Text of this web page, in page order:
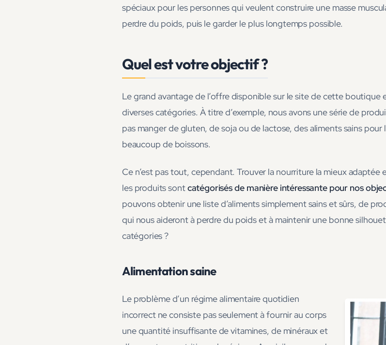
spéciaux pour les personnes qui veulent construire une masse
perdre du poids, puis le garder le plus longtemps possible.
Quel est votre objectif ?
Le grand avantage de l’offre disponible sur le site de cette boutique
diverses catégories. À titre d’exemple, nous avons une série de
pas manger de gluten, de soja ou de lactose, des aliments sains
beaucoup de boissons.
Ce n’est pas tout, cependant. Trouver la nourriture la mieux adaptée
les produits sontcatégorisés de manière intéressante pour nos
pouvons obtenir une liste d’aliments simplement sains et sûrs, de
qui nous aideront à perdre du poids et à maintenir une bonne
catégories ?
Alimentation saine
Le problème d’un régime alimentaire quotidien
incorrect ne consiste pas seulement à fournir au corps
une quantité insuffisante de vitamines, de minéraux et